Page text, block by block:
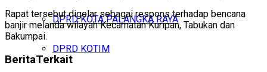
DPRD KOTA PALANGKA RAYA
DPRD KOTIM
Rapat tersebut digelar sebagai respons terhadap bencana
banjir melanda wilayah Kecamatan Kuripan, Tabukan dan
Bakumpai.
BeritaTerkait